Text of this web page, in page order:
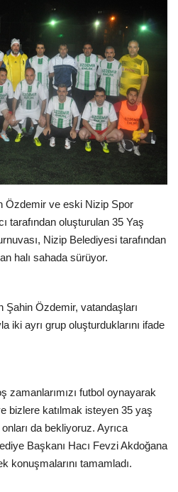
Özdemir ve eski Nizip Spor
tarafından oluşturulan 35 Yaş
Nizip Belediyesi tarafından
halı sahada sürüyor.
Şahin Özdemir, vatandaşları
iki ayrı grup oluşturduklarını ifade
zamanlarımızı futbol oynayarak
bizlere katılmak isteyen 35 yaş
da bekliyoruz. Ayrıca
Başkanı Hacı Fevzi Akdoğana
konuşmalarını tamamladı.